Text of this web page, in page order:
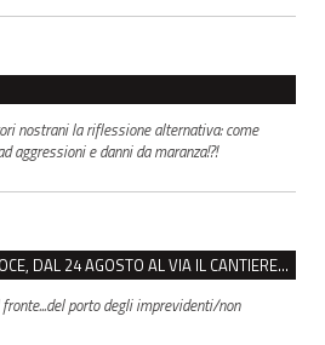
nostrani la riflessione alternativa: come
aggressioni e danni da maranza!?!
REGGIO. PORTA SANTA CROCE, DAL 24 AGOSTO AL VIA IL CANTIERE PER IL NUOVO COLLETTORE FOGNARIO
porto degli imprevidenti/non